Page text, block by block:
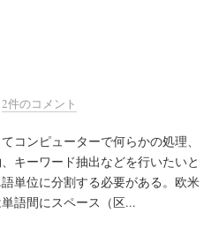
2件のコメント
コンピューターで何らかの処理、
キーワード抽出などを行いたいと
単位に分割する必要がある。欧米
語間にスペース（区...